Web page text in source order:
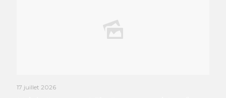
17 juillet 2026